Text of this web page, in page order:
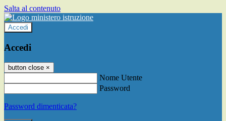
Salta al contenuto
Accedi
Accedi
button close ×
Nome Utente
Password
Password dimenticata?